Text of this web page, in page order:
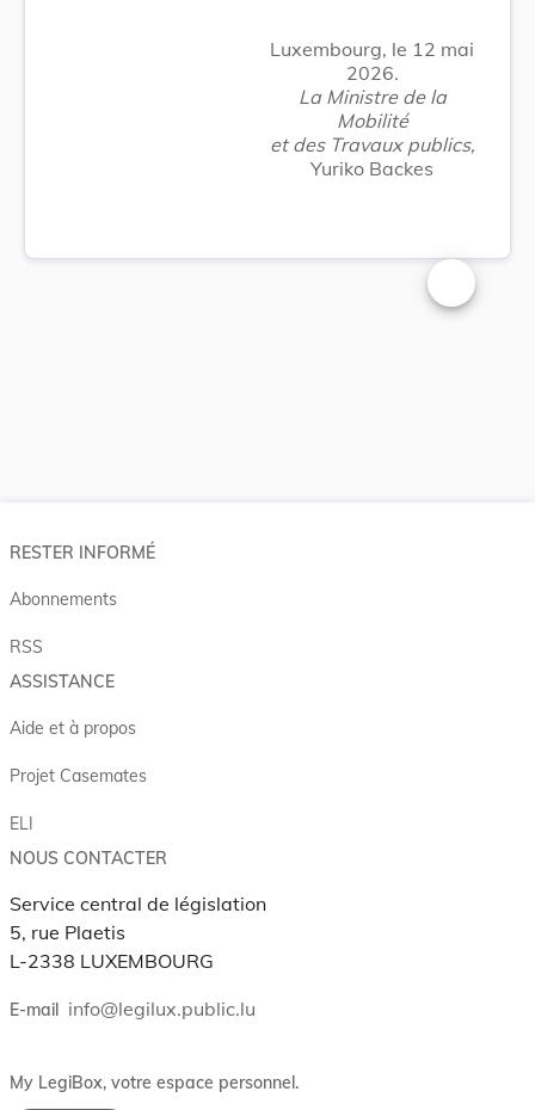
Luxembourg, le 12 mai
2026.
La Ministre de la
Mobilité
et des Travaux publics,
Yuriko Backes
Changer la
RESTER INFORMÉ
Abonnements
RSS
ASSISTANCE
Aide et à propos
Projet Casemates
ELI
NOUS CONTACTER
Service central de législation
5, rue Plaetis
L-2338 LUXEMBOURG
E-mail info@legilux.public.lu
My LegiBox, votre espace personnel.